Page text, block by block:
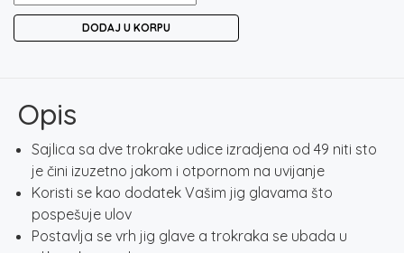
RAGE
DODAJ U KORPU
Opis
Sajlica sa dve trokrake udice izradjena od 49 niti sto
je čini izuzetno jakom i otpornom na uvijanje
Koristi se kao dodatek Vašim jig glavama što
pospešuje ulov
Postavlja se vrh jig glave a trokraka se ubada u